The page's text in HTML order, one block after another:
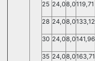
25 24,08,0119,71
28 24,08,0133,12
30 24,08,0141,96
35 24,08,0163,71